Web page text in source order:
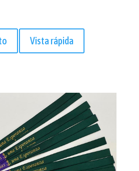
Vista rápida